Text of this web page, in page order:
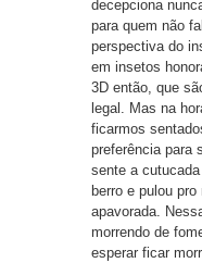
decepciona
para quem não
perspectiva do
em insetos
3D então, que
legal. Mas na
ficarmos
preferência para
sente a
berro e pulou
apavorada.
morrendo de
esperar ficar